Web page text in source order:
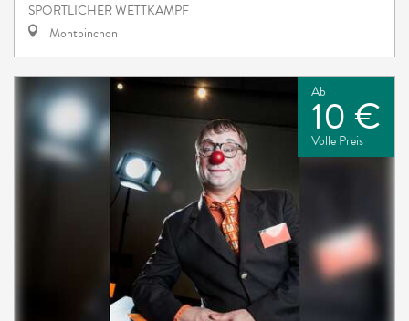
SPORTLICHER WETTKAMPF
Montpinchon
Ab
10 €
Volle Preis